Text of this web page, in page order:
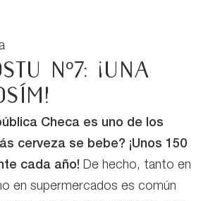
nº7: ¡una
Checa es uno de los
cerveza se bebe? ¡Unos 150
cada año! De hecho, tanto en
en supermercados es común